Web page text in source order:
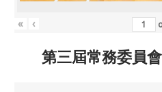
« ‹
第三屆常務委員